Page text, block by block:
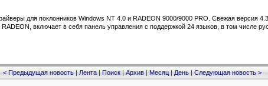
для поклонников Windows NT 4.0 и RADEON 9000/9000 PRO. Свежая версия
включает в себя панель управления с поддержкой 24 языков, в том числе
< Предыдущая новость Лента| Поиск Архив Месяц День Следующая новость >